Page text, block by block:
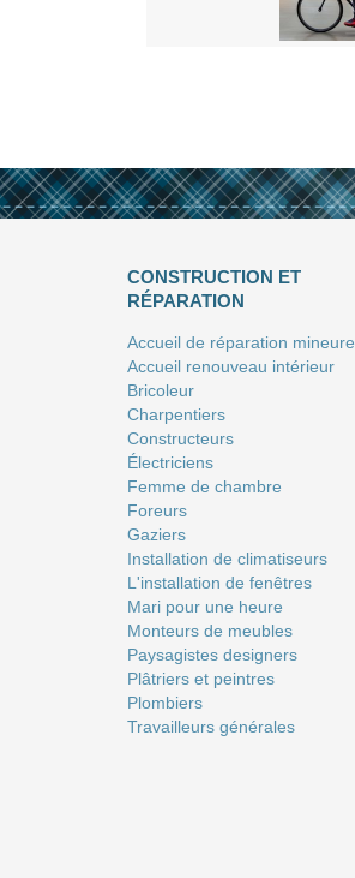
CONSTRUCTION ET
RÉPARATION
Accueil de réparation mineure
Accueil renouveau intérieur
Bricoleur
Charpentiers
Constructeurs
Électriciens
Femme de chambre
Foreurs
Gaziers
Installation de climatiseurs
L'installation de fenêtres
Mari pour une heure
Monteurs de meubles
Paysagistes designers
Plâtriers et peintres
Plombiers
Travailleurs générales